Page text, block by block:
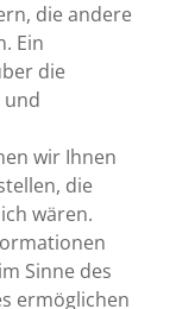
die andere
Ein
die
und
wir Ihnen
die
wären.
Sinne des
ermöglichen